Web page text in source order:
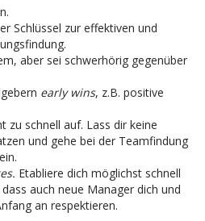
Schlüssel zur effektiven und
aber sei schwerhörig gegenüber
early wins, z.B. positive
zu schnell auf. Lass dir keine
und gehe bei der Teamfindung
Etabliere dich möglichst schnell
auch neue Manager dich und
an respektieren.